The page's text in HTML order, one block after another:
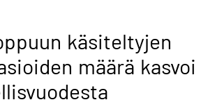
käsiteltyjen
määrä kasvoi